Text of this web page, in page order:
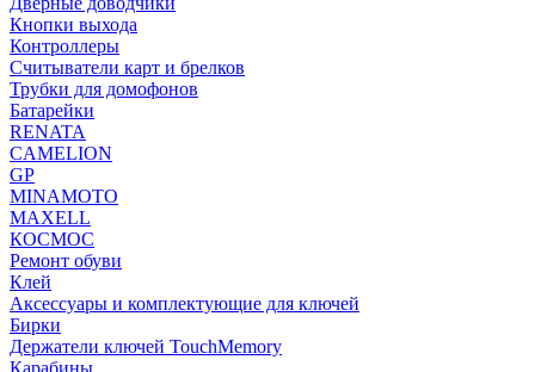
Кнопки выхода
Контроллеры
Считыватели карт и брелков
Трубки для домофонов
Батарейки
RENATA
CAMELION
GP
MINAMOTO
MAXELL
КОСМОС
Ремонт обуви
Клей
Аксессуары и комплектующие для ключей
Бирки
Держатели ключей TouchMemory
Карабины